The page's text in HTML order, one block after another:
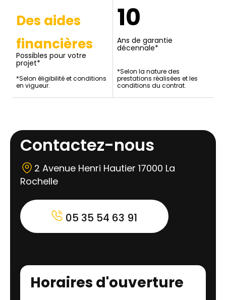
Des aides
financières
Possibles pour votre
projet*
*Selon éligibilité et conditions
en vigueur.
10
Ans de garantie
décennale*
*Selon la nature des
prestations réalisées et les
conditions du contrat.
Contactez-nous
2 Avenue Henri Hautier 17000 La
Rochelle
05 35 54 63 91
Horaires d'ouverture